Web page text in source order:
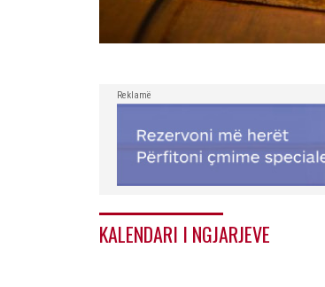
Reklamë
KALENDARI I NGJARJEVE